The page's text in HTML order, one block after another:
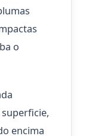
o
encima